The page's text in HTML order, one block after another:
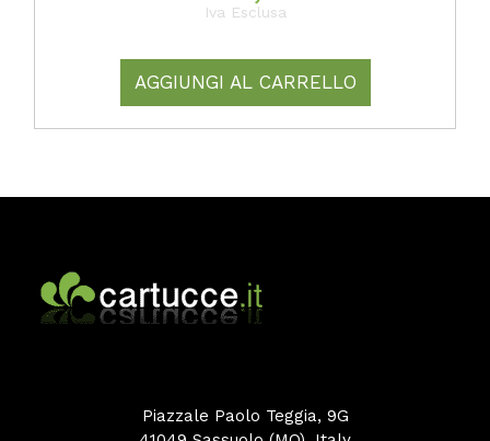
Iva Esclusa
AGGIUNGI AL CARRELLO
Piazzale Paolo Teggia, 9G